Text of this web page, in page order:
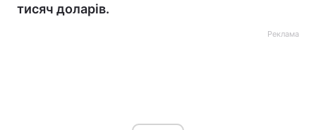
тисяч доларів.
Реклама